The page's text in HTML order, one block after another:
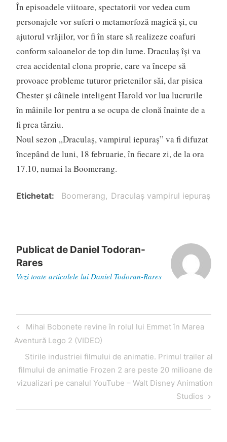
În episoadele viitoare, spectatorii vor vedea cum
personajele vor suferi o metamorfoză magică și, cu
ajutorul vrăjilor, vor fi în stare să realizeze coafuri
conform saloanelor de top din lume. Draculaş își va
crea accidental clona proprie, care va începe să
provoace probleme tuturor prietenilor săi, dar pisica
Chester și câinele inteligent Harold vor lua lucrurile
în mâinile lor pentru a se ocupa de clonă înainte de a
fi prea târziu.
Noul sezon „Draculaş, vampirul iepuraş” va fi difuzat
începând de luni, 18 februarie, în fiecare zi, de la ora
17.10, numai la Boomerang.
Etichetat Boomerang Draculaş vampirul iepuraş
Publicat de Daniel Todoran-
Rares
Vezi toate articolele lui Daniel Todoran-Rares
Navigare
în
articole
Articol
anterior
Mihai Bobonete revine în rolul lui Emmet în Marea
Aventură Lego 2 (VIDEO)
Articol
următor
Stirile industriei filmului de animatie. Primul trailer al
filmului de animatie Frozen 2 are peste 20 milioane de
vizualizari pe canalul YouTube – Walt Disney Animation
Studios